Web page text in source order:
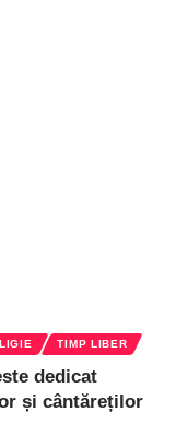
TIMP LIBER
dedicat
și cântăreților